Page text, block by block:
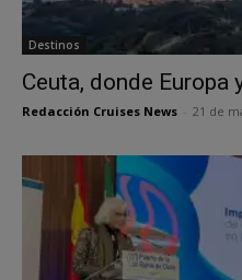
Destinos
Ceuta, donde Europa
Redacción Cruises News 21 de